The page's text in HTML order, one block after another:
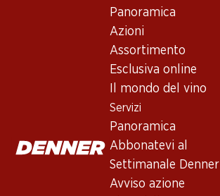
Panoramica
Azioni
Assortimento
Esclusiva online
Il mondo del vino
Servizi
Panoramica
Abbonatevi al
Settimanale Denner
Avviso azione
Francia,Bordeaux, 2007
Francia, Bordeaux, 2007, 75 cl
Buono a sapersi